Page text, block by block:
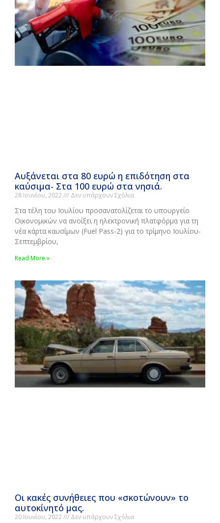
Αυξάνεται στα 80 ευρώ η επιδότηση στα
καύσιμα- Στα 100 ευρώ στα νησιά.
28 Ιουνίου, 2022 Δεν υπάρχουν Σχόλια
Στα τέλη του Ιουλίου προσανατολίζεται το υπουργείο
Οικονομικών να ανοίξει η ηλεκτρονική πλατφόρμα για τη
νέα κάρτα καυσίμων (Fuel Pass-2) για το τρίμηνο Ιουλίου-
Σεπτεμβρίου,
Read More »
Οι κακές συνήθειες που «σκοτώνουν» το
αυτοκίνητό μας.
20 Ιουνίου, 2022 Δεν υπάρχουν Σχόλια